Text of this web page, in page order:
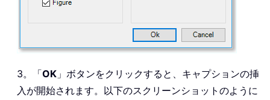
3。「OK 」ボタンをクリックすると、キャプションの挿
入が開始されます。以下のスクリーンショットのように